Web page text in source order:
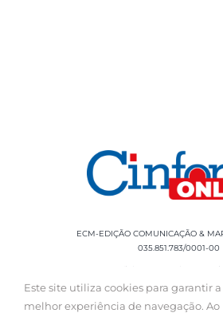
ECM-EDIÇÃO COMUNICAÇÃO &
035.851.783/0001-00
Rua Sílvio Cesar Leite, 90
Aracaju, SE, CEP: 49020-060
Este site utiliza cookies para garantir a
melhor experiência de navegação. Ao